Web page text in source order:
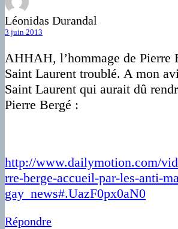
Léonidas Durandal
3 juin 2013
AHHAH, l’hommage de Pierre
Saint Laurent troublé. A mon
Saint Laurent qui aurait dû
Pierre Bergé :
http://www.dailymotion.com/
rre-berge-accueil-par-les-anti-
gay_news#.UazF0px0aN0
Répondre